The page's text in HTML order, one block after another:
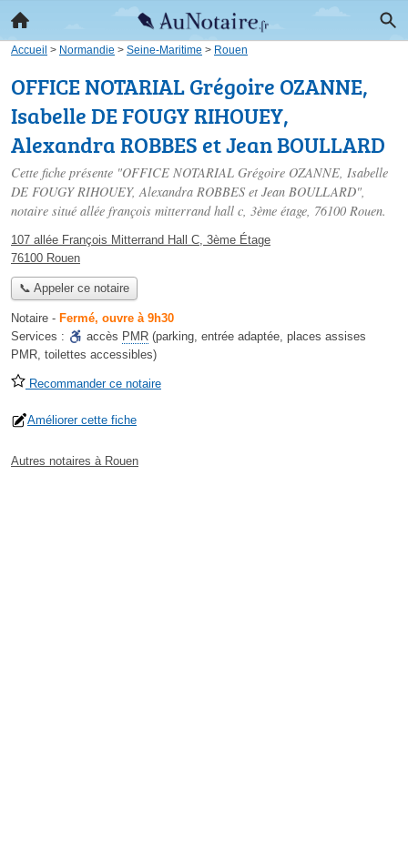
Accueil > Normandie > Seine-Maritime > Rouen
OFFICE NOTARIAL Grégoire OZANNE,
Isabelle DE FOUGY RIHOUEY,
Alexandra ROBBES et Jean BOULLARD
Cette fiche présente "OFFICE NOTARIAL Grégoire OZANNE, Isabelle
DE FOUGY RIHOUEY, Alexandra ROBBES et Jean BOULLARD",
notaire situé allée françois mitterrand hall c, 3ème étage, 76100 Rouen.
107 allée François Mitterrand Hall C, 3ème Étage
76100 Rouen
📞 Appeler ce notaire
Notaire - Fermé, ouvre à 9h30
Services :
accès PMR (parking, entrée adaptée, places assises
PMR, toilettes accessibles)
Recommander ce notaire
Améliorer cette fiche
Autres notaires à Rouen